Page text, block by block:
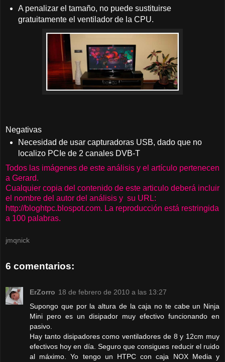
A penalizar el tamaño, no puede sustituirse
gratuitamente el ventilador de la CPU.
Negativas
Necesidad de usar capturadoras USB, dado que no
localizo PCIe de 2 canales DVB-T
Todos las imágenes de este análisis y el artículo pertenecen
a Gerard.
Cualquier copia del contenido de este articulo deberá incluir
el nombre del autor del análisis y su URL:
http://bloghtpc.blospot.com. La reproducción está restringida
a 100 palabras.
jmqnick
6 comentarios:
ErZorro 18 de febrero de 2010 a las 13:27
Supongo que por la altura de la caja no te cabe un Ninja
Mini pero es un disipador muy efectivo funcionando en
pasivo.
Hay tanto disipadores como ventiladores de 8 y 12cm muy
efectivos hoy en día. Seguro que consigues reducir el ruido
al máximo. Yo tengo un HTPC con caja NOX Media y